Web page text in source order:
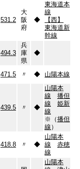
531.2
大
阪
府
◆
東海道本
線
【西】
東海道新
幹線
494.3
兵
庫
県
◆
471.5 〃 ◆ 山陽本線
439.5 〃 ◆
山陽本
線
播但
線
姫新
線
※（播但
線 ）
418.8 〃 ◆
山陽本
線
赤穂
線
山陽本